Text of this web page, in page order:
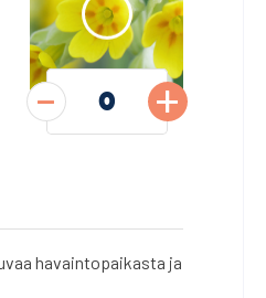
- +
havaintopaikasta ja